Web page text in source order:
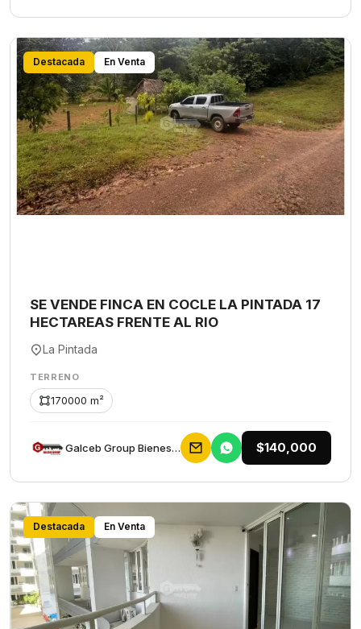
Destacada En Venta
SE VENDE FINCA EN COCLE LA PINTADA 17
HECTAREAS FRENTE AL RIO
La Pintada
TERRENO
170000 m²
Galceb Group Bienes Raices $140,000
Destacada En Venta